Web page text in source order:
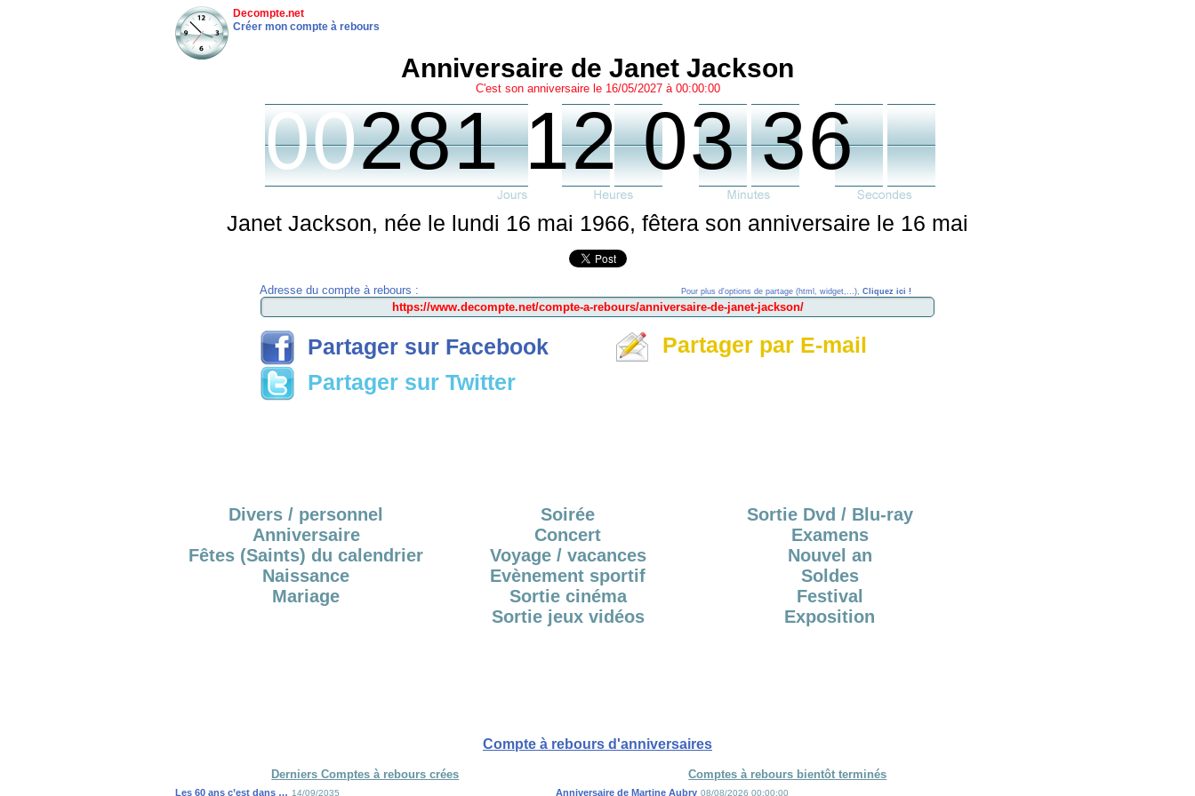
Decompte.net
Créer mon compte à rebours
Anniversaire de Janet Jackson
C'est son anniversaire le 16/05/2027 à 00:00:00
00281 12 03 36
Janet Jackson, née le lundi 16 mai 1966, fêtera son anniversaire le 16 mai
Adresse du compte à rebours : Pour plus d'options de partage (html, widget,...), Cliquez ici !
Partager sur Facebook
Partager sur Twitter
Partager par E-mail
Divers / personnel
Anniversaire
Fêtes (Saints) du calendrier
Naissance
Mariage
Soirée
Concert
Voyage / vacances
Evènement sportif
Sortie cinéma
Sortie jeux vidéos
Sortie Dvd / Blu-ray
Examens
Nouvel an
Soldes
Festival
Exposition
Compte à rebours d'anniversaires
Derniers Comptes à rebours crées Comptes à rebours bientôt terminés
Les 60 ans c’est dans … 14/09/2035 Anniversaire de Martine Aubry 08/08/2026 00:00:00